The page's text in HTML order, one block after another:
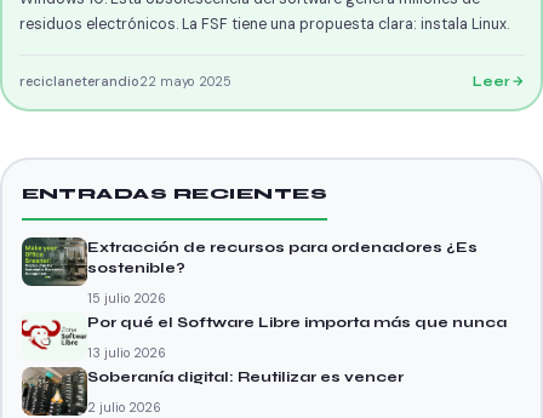
residuos electrónicos. La FSF tiene una propuesta clara: instala Linux.
reciclaneterandio22 mayo 2025 Leer
ENTRADAS RECIENTES
Extracción de recursos para ordenadores ¿Es
sostenible?
15 julio 2026
Por qué el Software Libre importa más que nunca
13 julio 2026
Soberanía digital: Reutilizar es vencer
2 julio 2026